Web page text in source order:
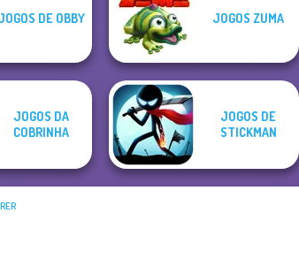
Extreme Run 3D
DE OBBY JOGOS ZUMA
JOGOS DA
COBRINHA
JOGOS DE
STICKMAN